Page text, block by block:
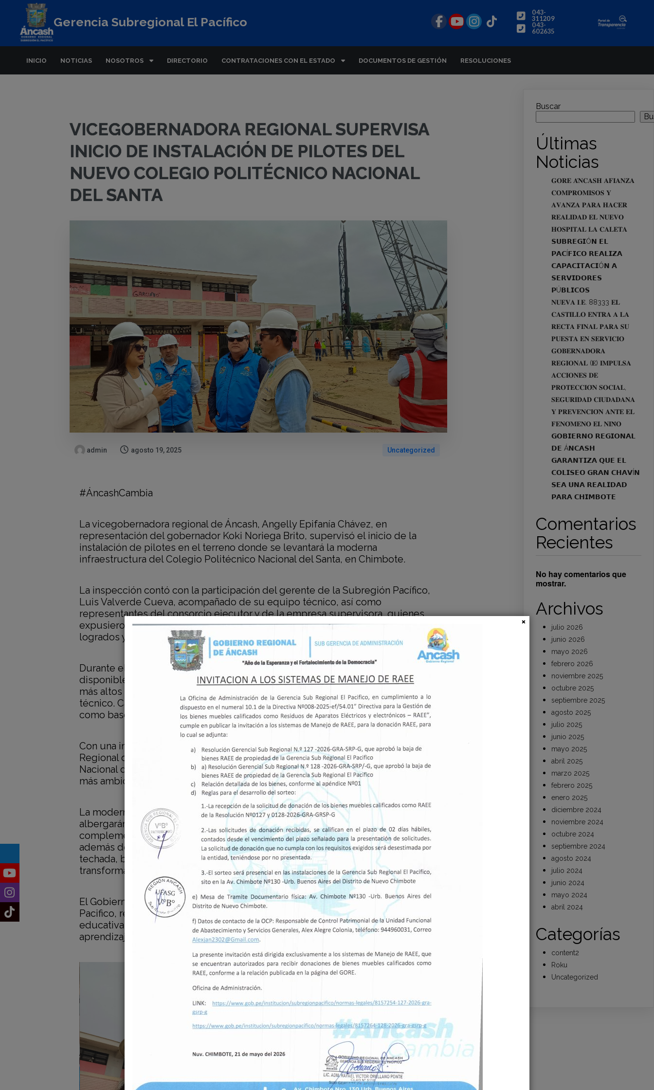
Gerencia Subregional El Pacífico
043-
311209
043-
602635
INICIO NOTICIAS NOSOTROS DIRECTORIO CONTRATACIONES CON EL ESTADO DOCUMENTOS DE GESTIÓN RESOLUCIONES
VICEGOBERNADORA REGIONAL SUPERVISA
INICIO DE INSTALACIÓN DE PILOTES DEL
NUEVO COLEGIO POLITÉCNICO NACIONAL
DEL SANTA
admin agosto 19, 2025 Uncategorized
#ÁncashCambia
La vicegobernadora regional de Áncash, Angelly Epifanía Chávez, en
representación del gobernador Koki Noriega Brito, supervisó el inicio de la
instalación de pilotes en el terreno donde se levantará la moderna
infraestructura del Colegio Politécnico Nacional del Santa, en Chimbote.
La inspección contó con la participación del gerente de la Subregión Pacífico,
Luis Valverde Cueva, acompañado de su equipo técnico, así como
representantes del consorcio ejecutor y de la empresa supervisora, quienes
expusieron a la autoridad regional el estado actual de la obra, los avances
logrados y las metas programadas para los próximos meses.
Durante el recorrido, se verificaron los frentes de trabajo y la maquinaria
disponible para el hincado de los pilotes, garantizando el cumplimiento de los
más altos estándares constructivos y de calidad establecidos en el expediente
técnico. Cabe precisar que se colocarán un total de 418 pilotes que servirán
como base estructural del nuevo complejo educativo.
Con una inversión histórica de más de 51 millones de soles, el Gobierno
Regional de Áncash ejecuta la construcción del nuevo Colegio Politécnico
Nacional del Santa en Chimbote, considerado uno de los proyectos educativos
más ambiciosos de la región.
La moderna infraestructura contará con 15 bloques de hasta cuatro pisos que
albergarán 21 aulas de secundaria, 14 talleres especializados, 23 ambientes
complementarios, bibliotecas, laboratorios, comedores y salas de proyección,
además de un campo de fútbol con grass sintético y una losa multiusos
techada, beneficiando a miles de estudiantes y consolidando un hito en la
transformación educativa de la provincia del Santa.
El Gobierno Regional de Áncash reafirma, a través de la Gerencia Subregional El
Pacifico, reafirma su compromiso con la modernización de la infraestructura
educativa, impulsando proyectos que garantizan mejores condiciones de
aprendizaje para las futuras generaciones.
Buscar
Últimas
Noticias
𝐆𝐎𝐑𝐄 𝐀́𝐍𝐂𝐀𝐒𝐇 𝐀𝐅𝐈𝐀𝐍𝐙𝐀
𝐂𝐎𝐌𝐏𝐑𝐎𝐌𝐈𝐒𝐎𝐒 𝐘
𝐀𝐕𝐀𝐍𝐙𝐀 𝐏𝐀𝐑𝐀 𝐇𝐀𝐂𝐄𝐑
𝐑𝐄𝐀𝐋𝐈𝐃𝐀𝐃 𝐄𝐋 𝐍𝐔𝐄𝐕𝐎
𝐇𝐎𝐒𝐏𝐈𝐓𝐀𝐋 𝐋𝐀 𝐂𝐀𝐋𝐄𝐓𝐀
𝗦𝗨𝗕𝗥𝗘𝗚𝗜Ó𝗡 𝗘𝗟
𝗣𝗔𝗖Í𝗙𝗜𝗖𝗢 𝗥𝗘𝗔𝗟𝗜𝗭𝗔
𝗖𝗔𝗣𝗔𝗖𝗜𝗧𝗔𝗖𝗜Ó𝗡 𝗔
𝗦𝗘𝗥𝗩𝗜𝗗𝗢𝗥𝗘𝗦
𝗣Ú𝗕𝗟𝗜𝗖𝗢𝗦
𝐍𝐔𝐄𝐕𝐀 𝐈.𝐄. 88333 𝐄𝐋
𝐂𝐀𝐒𝐓𝐈𝐋𝐋𝐎 𝐄𝐍𝐓𝐑𝐀 𝐀 𝐋𝐀
𝐑𝐄𝐂𝐓𝐀 𝐅𝐈𝐍𝐀𝐋 𝐏𝐀𝐑𝐀 𝐒𝐔
𝐏𝐔𝐄𝐒𝐓𝐀 𝐄𝐍 𝐒𝐄𝐑𝐕𝐈𝐂𝐈𝐎
𝐆𝐎𝐁𝐄𝐑𝐍𝐀𝐃𝐎𝐑𝐀
𝐑𝐄𝐆𝐈𝐎𝐍𝐀𝐋 (𝐄) 𝐈𝐌𝐏𝐔𝐋𝐒𝐀
𝐀𝐂𝐂𝐈𝐎𝐍𝐄𝐒 𝐃𝐄
𝐏𝐑𝐎𝐓𝐄𝐂𝐂𝐈𝐎́𝐍 𝐒𝐎𝐂𝐈𝐀𝐋,
𝐒𝐄𝐆𝐔𝐑𝐈𝐃𝐀𝐃 𝐂𝐈𝐔𝐃𝐀𝐃𝐀𝐍𝐀
𝐘 𝐏𝐑𝐄𝐕𝐄𝐍𝐂𝐈𝐎́𝐍 𝐀𝐍𝐓𝐄 𝐄𝐋
𝐅𝐄𝐍𝐎́𝐌𝐄𝐍𝐎 𝐄𝐋 𝐍𝐈𝐍̃𝐎
𝗚𝗢𝗕𝗜𝗘𝗥𝗡𝗢 𝗥𝗘𝗚𝗜𝗢𝗡𝗔𝗟
𝗗𝗘 Á𝗡𝗖𝗔𝗦𝗛
𝗚𝗔𝗥𝗔𝗡𝗧𝗜𝗭𝗔 𝗤𝗨𝗘 𝗘𝗟
𝗖𝗢𝗟𝗜𝗦𝗘𝗢 𝗚𝗥𝗔𝗡 𝗖𝗛𝗔𝗩Í𝗡
𝗦𝗘𝗔 𝗨𝗡𝗔 𝗥𝗘𝗔𝗟𝗜𝗗𝗔𝗗
𝗣𝗔𝗥𝗔 𝗖𝗛𝗜𝗠𝗕𝗢𝗧𝗘
Comentarios
Recientes
No hay comentarios que
mostrar.
Archivos
julio 2026
junio 2026
mayo 2026
febrero 2026
noviembre 2025
octubre 2025
septiembre 2025
agosto 2025
julio 2025
junio 2025
mayo 2025
abril 2025
marzo 2025
febrero 2025
enero 2025
diciembre 2024
noviembre 2024
octubre 2024
septiembre 2024
agosto 2024
julio 2024
junio 2024
mayo 2024
abril 2024
Categorías
content2
Roku
Uncategorized